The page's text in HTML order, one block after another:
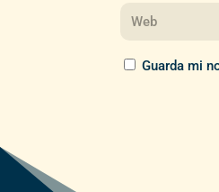
Guarda mi